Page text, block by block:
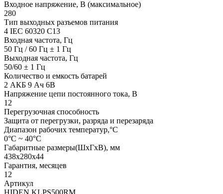
Входное напряжение, В (максимальное)
280
Тип выходных разъемов питания
4 IEC 60320 C13
Входная частота, Гц
50 Гц / 60 Гц ± 1 Гц
Выходная частота, Гц
50/60 ± 1 Гц
Количество и емкость батарей
2 АКБ 9 Ач 6В
Напряжение цепи постоянного тока, В
12
Перегрузочная способность
Защита от перегрузки, разряда и перезаряда
Диапазон рабочих температур,°С
0°C ~ 40°C
Габаритные размеры(ШxГxВ), мм
438x280х44
Гарантия, месяцев
12
Артикул
HIDEN KLPS500RM